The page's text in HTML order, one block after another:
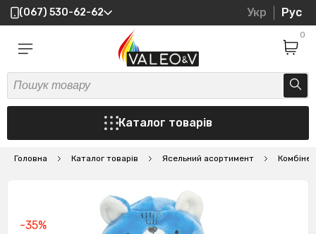
(067) 530-62-62 Укр Рус
0
Каталог товарів
Головна Каталог товарів Ясельний асортимент
-35%